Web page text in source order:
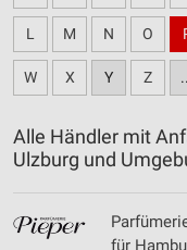
L M N O
W X Y Z
Alle Händler mit
Ulzburg und
für